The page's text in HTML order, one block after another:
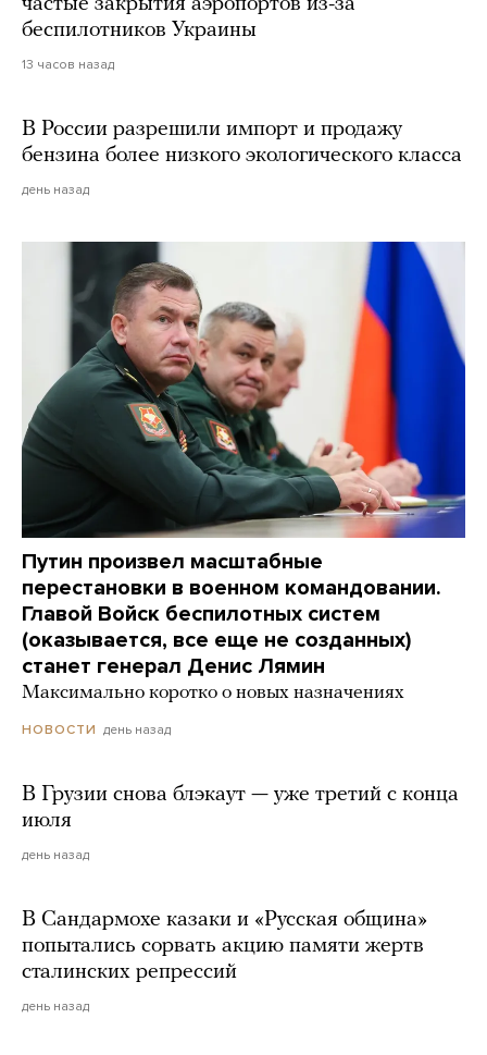
частые закрытия аэропортов из-за
беспилотников Украины
13 часов назад
В России разрешили импорт и продажу
бензина более низкого экологического класса
день назад
Путин произвел масштабные
перестановки в военном командовании.
Главой Войск беспилотных систем
(оказывается, все еще не созданных)
станет генерал Денис Лямин
Максимально коротко о новых назначениях
НОВОСТИ день назад
В Грузии снова блэкаут — уже третий с конца
июля
день назад
В Сандармохе казаки и «Русская община»
попытались сорвать акцию памяти жертв
сталинских репрессий
день назад